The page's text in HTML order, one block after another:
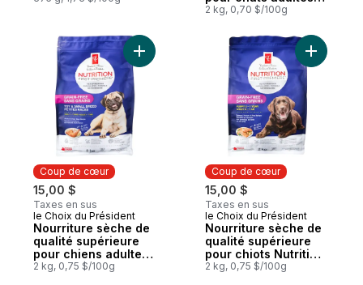
Nutrition première
au saumon, aux
pommes de terre et
aux pois
2 kg, 0,70 $/100g
Coup de cœur
15,00 $
Taxes en sus
Coup de cœur
le Choix du Président
Nourriture sèche de
qualité supérieure
pour chiens adultes
Nutrition première
2 kg, 0,75 $/100g
Ajouter Nourriture sèche de qualité
Coup de cœur
15,00 $
Taxes en sus
Coup de cœur
le Choix du Président
Nourriture sèche de
qualité supérieure
pour chiots Nutrition
première sans
2 kg, 0,75 $/100g
Ajouter